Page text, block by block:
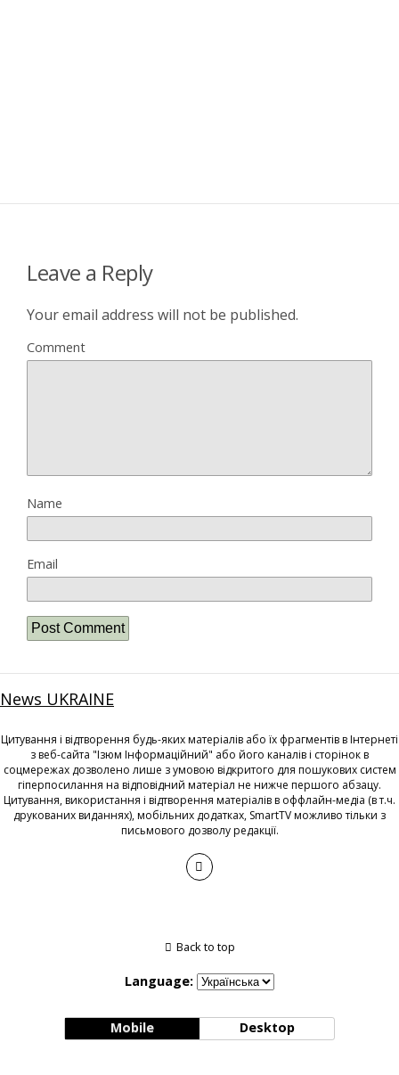
Leave a Reply
Your email address will not be published.
Comment
Name
Email
News UKRAINE
Цитування і відтворення будь-яких матеріалів або їх фрагментів в Інтернеті
з веб-сайта "Ізюм Інформаційний" або його каналів і сторінок в
соцмережах дозволено лише з умовою відкритого для пошукових систем
гіперпосилання на відповідний матеріал не нижче першого абзацу.
Цитування, використання і відтворення матеріалів в оффлайн-медіа (в т.ч.
друкованих виданнях), мобільних додатках, SmartTV можливо тільки з
письмового дозволу редакції.
Back to top
Language:
Mobile Desktop